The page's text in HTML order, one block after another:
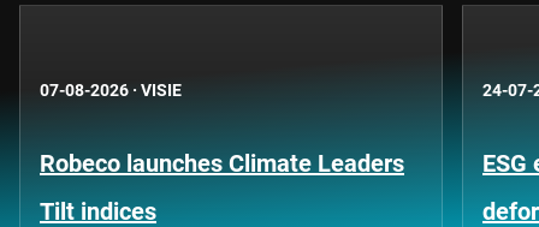
07-08-2026 · VISIE
Robeco launches Climate Leaders
Tilt indices
24-07-